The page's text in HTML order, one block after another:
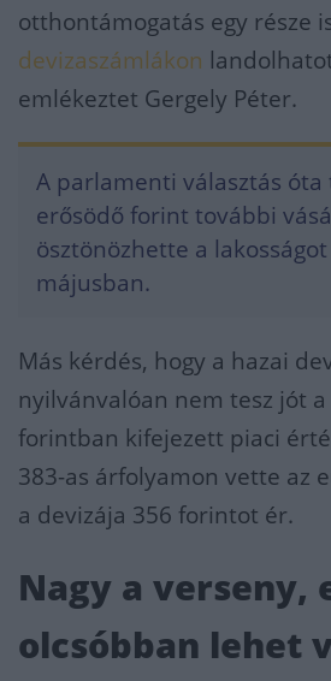
otthontámogatás egy része
devizaszámlákon
emlékeztet Gergely Péter.
A parlamenti választás
erősödő forint további
ösztönözhette a
májusban.
Más kérdés, hogy a hazai
nyilvánvalóan nem tesz jót
forintban kifejezett piaci
383-as árfolyamon vette az
a devizája 356 forintot ér.
Nagy a verseny,
olcsóbban lehet